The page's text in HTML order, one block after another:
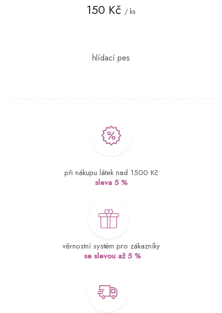
150 Kč / ks
při nákupu látek nad 1500 Kč
sleva 5 %
věrnostní systém pro zákazníky
se slevou až 5 %